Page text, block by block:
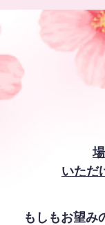
いただ
もしもお望み